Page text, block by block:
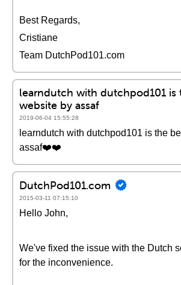
Best Regards,
Cristiane
Team DutchPod101.com
learndutch with dutchpod101 is
website by assaf
2019-06-04 15:55:28
learndutch with dutchpod101 is the
assaf❤️️❤️️
DutchPod101.com
2015-03-11 07:15:10
Hello John,
We've fixed the issue with the Dutch
for the inconvenience.